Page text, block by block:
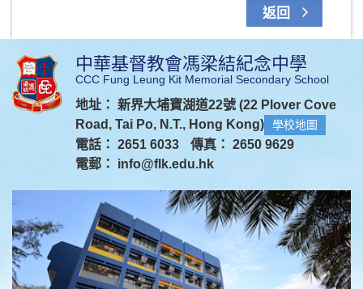
返回
中華基督教會馮梁結紀念中學
CCC Fung Leung Kit Memorial Secondary School
地址： 新界大埔寶湖道22號 (22 Plover Cove
Road, Tai Po, N.T., Hong Kong)
學校地圖
電話： 2651 6033
傳真： 2650 9629
電郵： info@flk.edu.hk